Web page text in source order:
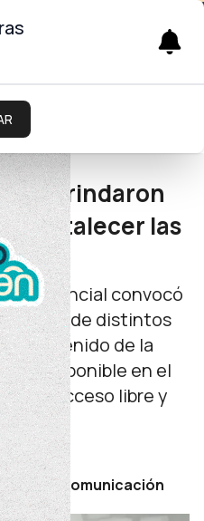
brindaron
fortalecer las
provincial convocó
de distintos
contenido de la
disponible en el
con acceso libre y
y Comunicación